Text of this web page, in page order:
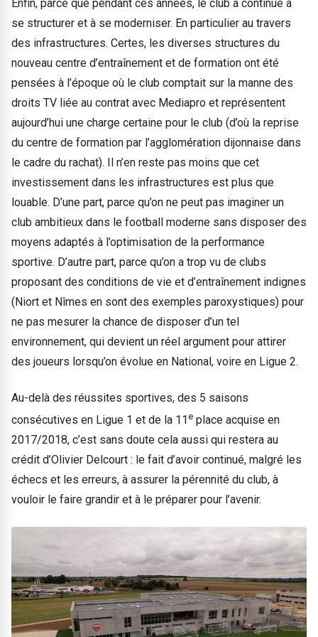
Enfin, parce que pendant ces années, le club a continué à
se structurer et à se moderniser. En particulier au travers
des infrastructures. Certes, les diverses structures du
nouveau centre d’entraînement et de formation ont été
pensées à l’époque où le club comptait sur la manne des
droits TV liée au contrat avec Mediapro et représentent
aujourd’hui une charge certaine pour le club (d’où la reprise
du centre de formation par l’agglomération dijonnaise dans
le cadre du rachat). Il n’en reste pas moins que cet
investissement dans les infrastructures est plus que
louable. D’une part, parce qu’on ne peut pas imaginer un
club ambitieux dans le football moderne sans disposer des
moyens adaptés à l’optimisation de la performance
sportive. D’autre part, parce qu’on a trop vu de clubs
proposant des conditions de vie et d’entraînement indignes
(Niort et Nîmes en sont des exemples paroxystiques) pour
ne pas mesurer la chance de disposer d’un tel
environnement, qui devient un réel argument pour attirer
des joueurs lorsqu’on évolue en National, voire en Ligue 2.
Au-delà des réussites sportives, des 5 saisons
consécutives en Ligue 1 et de la 11e place acquise en
2017/2018, c’est sans doute cela aussi qui restera au
crédit d’Olivier Delcourt : le fait d’avoir continué, malgré les
échecs et les erreurs, à assurer la pérennité du club, à
vouloir le faire grandir et à le préparer pour l’avenir.